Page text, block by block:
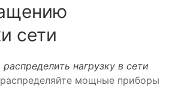
сети
нагрузку в сети
мощные приборы